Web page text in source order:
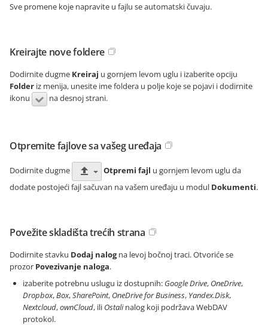
Sve promene koje napravite u fajlu se automatski čuvaju.
Kreirajte nove foldere
Dodirnite dugme Kreiraj u gornjem levom uglu i izaberite opciju
Folder iz menija, unesite ime foldera u polje koje se pojavi i dodirnite
ikonu
na desnoj strani.
Otpremite fajlove sa vašeg uređaja
Dodirnite dugme Otpremi fajl u gornjem levom uglu da
dodate postojeći fajl sačuvan na vašem uređaju u modul Dokumenti.
Povežite skladišta trećih strana
Dodirnite stavku Dodaj nalogna levoj bočnoj traci. Otvoriće se
prozor Povezivanje naloga.
izaberite potrebnu uslugu iz dostupnih: Google Drive, OneDrive,
Dropbox,Box,SharePoint, OneDrive for Business, Yandex.Disk,
Nextcloud,ownCloud, ili Ostalinalog koji podržava WebDAV
protokol.